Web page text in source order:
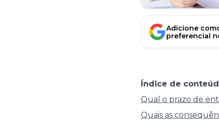
Adicione
preferencial
Índice de
Qual o prazo de
Quais as